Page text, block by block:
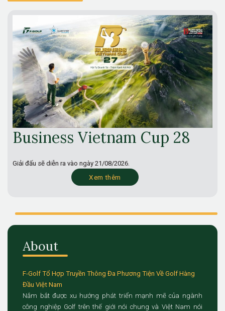
Business Vietnam Cup 28
Giải đấu sẽ diễn ra vào ngày 21/08/2026.
Xem thêm
About
F-Golf Tổ Hợp Truyền Thông Đa Phương Tiện Về Golf Hàng
Đầu Việt Nam
Nắm bắt được xu hướng phát triển mạnh mẽ của ngành
công nghiệp Golf trên thế giới nói chung và Việt Nam nói